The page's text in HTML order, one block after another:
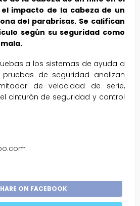
impacto de la cabeza de un
del parabrisas. Se califican
según su seguridad como
a los sistemas de ayuda a
de seguridad analizan
de velocidad de serie,
cinturón de seguridad y control
ON FACEBOOK